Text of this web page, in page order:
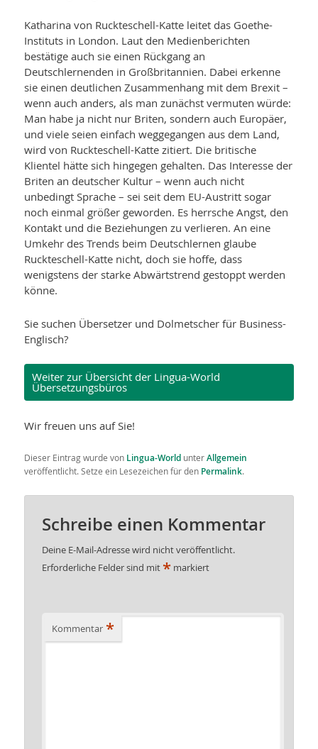
Katharina von Ruckteschell-Katte leitet das Goethe-
Instituts in London. Laut den Medienberichten
bestätige auch sie einen Rückgang an
Deutschlernenden in Großbritannien. Dabei erkenne
sie einen deutlichen Zusammenhang mit dem Brexit –
wenn auch anders, als man zunächst vermuten würde:
Man habe ja nicht nur Briten, sondern auch Europäer,
und viele seien einfach weggegangen aus dem Land,
wird von Ruckteschell-Katte zitiert. Die britische
Klientel hätte sich hingegen gehalten. Das Interesse der
Briten an deutscher Kultur – wenn auch nicht
unbedingt Sprache – sei seit dem EU-Austritt sogar
noch einmal größer geworden. Es herrsche Angst, den
Kontakt und die Beziehungen zu verlieren. An eine
Umkehr des Trends beim Deutschlernen glaube
Ruckteschell-Katte nicht, doch sie hoffe, dass
wenigstens der starke Abwärtstrend gestoppt werden
könne.
Sie suchen Übersetzer und Dolmetscher für Business-
Englisch?
Weiter zur Übersicht der Lingua-World
Übersetzungsbüros
Wir freuen uns auf Sie!
Dieser Eintrag wurde von Lingua-World unterAllgemein
veröffentlicht. Setze ein Lesezeichen für den Permalink.
Schreibe einen Kommentar
Deine E-Mail-Adresse wird nicht veröffentlicht.
Erforderliche Felder sind mit * markiert
Kommentar *